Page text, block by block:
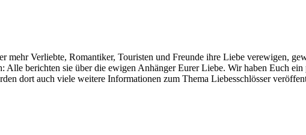
mehr Verliebte, Romantiker, Touristen und Freunde ihre Liebe verewigen,
berichten sie über die ewigen Anhänger Eurer Liebe. Wir haben Euch
dort auch viele weitere Informationen zum Thema Liebesschlösser